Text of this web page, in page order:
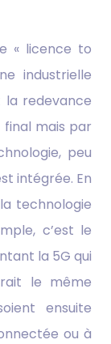
« licence to
industrielle
la redevance
mais par
peu
intégrée. En
technologie
c’est le
la 5G qui
le même
ensuite
ou à